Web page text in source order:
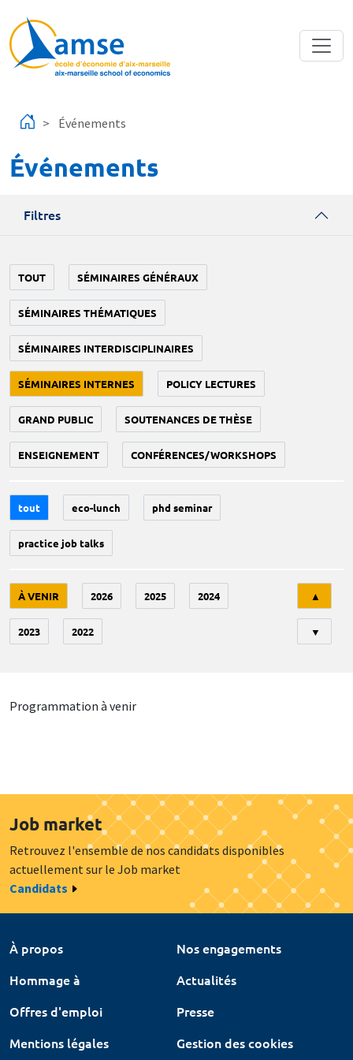
Événements
Événements
Filtres
TOUT SÉMINAIRES GÉNÉRAUX
SÉMINAIRES THÉMATIQUES
SÉMINAIRES INTERDISCIPLINAIRES
SÉMINAIRES INTERNES POLICY LECTURES
GRAND PUBLIC SOUTENANCES DE THÈSE
ENSEIGNEMENT CONFÉRENCES/WORKSHOPS
tout eco-lunch phd seminar
practice job talks
À VENIR 2026 2025 2024
2023 2022
▲
▼
Programmation à venir
Job market
Retrouvez l'ensemble de nos candidats disponibles
actuellement sur le Job market
Candidats
À propos
Nos engagements
Hommage à
Actualités
Offres d'emploi
Presse
Mentions légales
Gestion des cookies